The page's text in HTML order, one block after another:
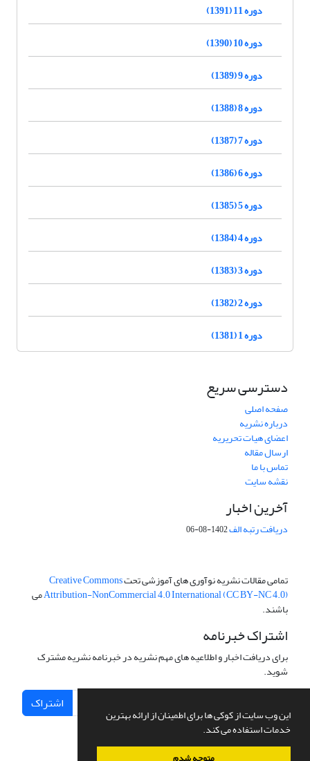
این وب سایت از کوکی ها برای اطمینان از ارائه بهترین
خدمات استفاده می کند.
دوره 11 (1391)
دوره 10 (1390)
دوره 9 (1389)
دوره 8 (1388)
دوره 7 (1387)
دوره 6 (1386)
دوره 5 (1385)
دوره 4 (1384)
دوره 3 (1383)
دوره 2 (1382)
دوره 1 (1381)
دسترسی سریع
صفحه اصلی
درباره نشریه
اعضای هیات تحریریه
ارسال مقاله
تماس با ما
نقشه سایت
آخرین اخبار
دریافت رتبه الف1402-08-06
تمامی مقالات نشریه نوآوری های آموزشی تحتCreative Commons
Attribution-NonCommercial 4.0 International (CC BY-NC 4.0)می
باشند.
اشتراک خبرنامه
برای دریافت اخبار و اطلاعیه های مهم نشریه در خبرنامه نشریه مشترک
شوید.
اشتراک